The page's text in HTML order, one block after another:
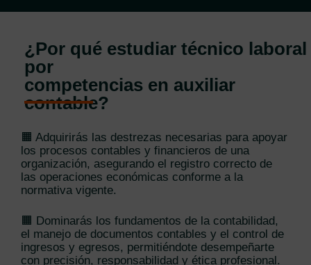
¿Por qué estudiar técnico laboral
por
competencias en auxiliar
contable?
🟧 Adquirirás las destrezas necesarias para apoyar
los procesos contables y financieros de una
organización, asegurando el registro correcto de
las operaciones económicas conforme a la
normativa vigente.
🟧 Dominarás los fundamentos de la contabilidad,
el manejo de documentos contables y el control de
ingresos y egresos, permitiéndote desempeñarte
con precisión, responsabilidad y ética profesional.